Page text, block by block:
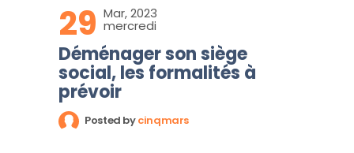
29 Mar, 2023
mercredi
Déménager son siège
social, les formalités à
prévoir
Posted bycinqmars